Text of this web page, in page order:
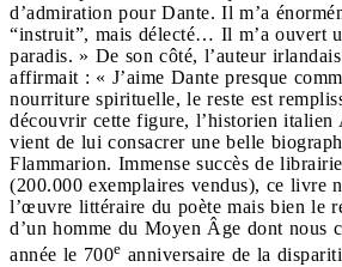
d’admiration pour Dante. Il m’a
“instruit”, mais délecté… Il m’a ouvert
paradis. » De son côté, l’auteur
affirmait : « J’aime Dante presque
nourriture spirituelle, le reste est
découvrir cette figure, l’historien italien
vient de lui consacrer une belle
Flammarion. Immense succès de
(200.000 exemplaires vendus), ce livre
l’œuvre littéraire du poète mais bien le
d’un homme du Moyen Âge dont nous
année le 700e anniversaire de la